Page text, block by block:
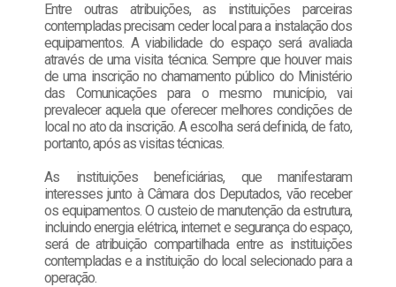
Entre outras atribuições, as instituições parceiras
contempladas precisam ceder local para a instalação dos
equipamentos. A viabilidade do espaço será avaliada
através de uma visita técnica. Sempre que houver mais
de uma inscrição no chamamento público do Ministério
das Comunicações para o mesmo município, vai
prevalecer aquela que oferecer melhores condições de
local no ato da inscrição. A escolha será definida, de fato,
portanto, após as visitas técnicas.
As instituições beneficiárias, que manifestaram
interesses junto à Câmara dos Deputados, vão receber
os equipamentos. O custeio de manutenção da estrutura,
incluindo energia elétrica, internet e segurança do espaço,
será de atribuição compartilhada entre as instituições
contempladas e a instituição do local selecionado para a
operação.